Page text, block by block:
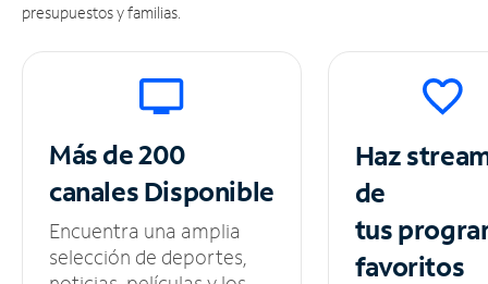
presupuestos y familias.
Más de 200
canalesDisponible
Encuentra una amplia
selección de deportes,
Haz
de
tus
favoritos